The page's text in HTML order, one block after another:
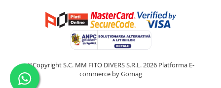
©Copyright S.C. MM FITO DIVERS S.R.L. 2026 Platforma E-
commerce by Gomag